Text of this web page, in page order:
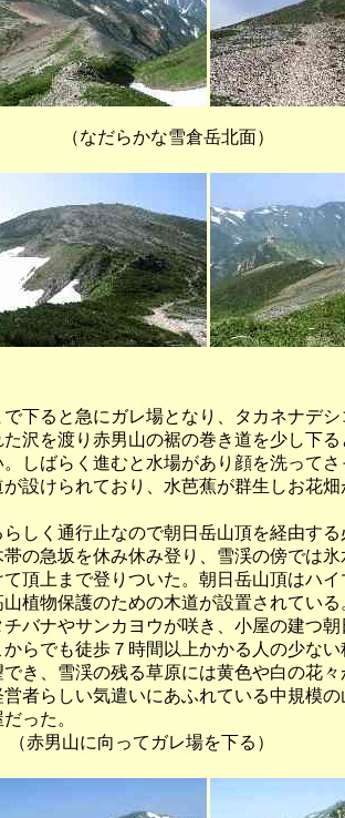
だらかな雪倉岳北面）
下ると急にガレ場となり、タカネナデシ
沢を渡り赤男山の裾の巻き道を少し下
しばらく進むと水場があり顔を洗って
設けられており、水芭蕉が群生しお花
しく通行止なので朝日岳山頂を経由する
の急坂を休み休み登り、雪渓の傍では
頂上まで登りついた。朝日岳山頂はハ
植物保護のための木道が設置されてい
バナやサンカヨウが咲き、小屋の建つ
らでも徒歩７時間以上かかる人の少な
き、雪渓の残る草原には黄色や白の花
者らしい気遣いにあふれている中規模
った。
（赤男山に向ってガレ場を下る）